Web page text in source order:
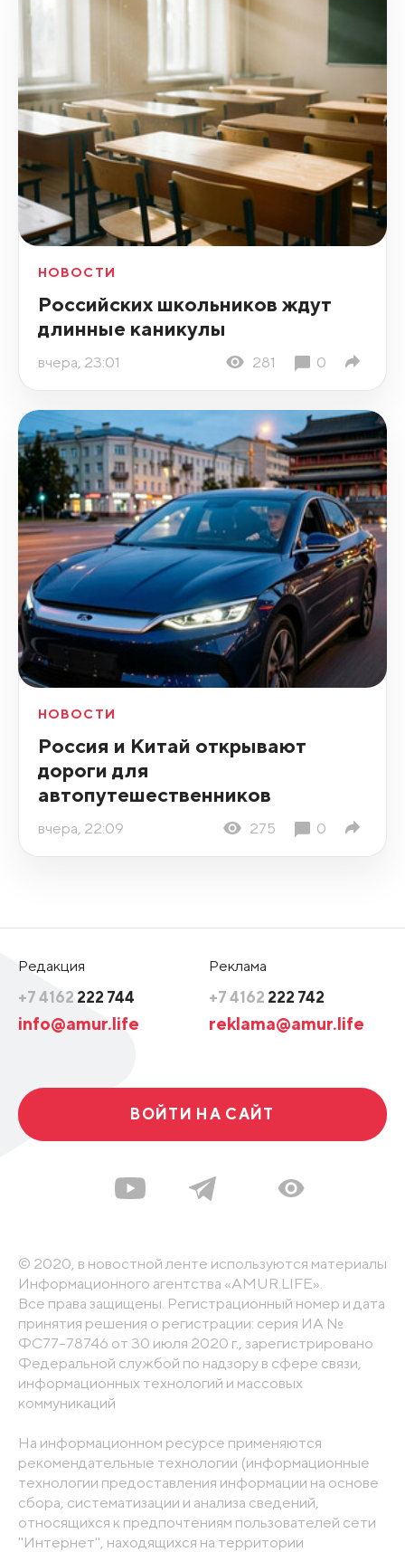
НОВОСТИ
Российских школьников ждут
длинные каникулы
вчера, 23:01 281 0
НОВОСТИ
Россия и Китай открывают
дороги для
автопутешественников
вчера, 22:09 275 0
Редакция
+7 4162 222 744
info@amur.life
Реклама
+7 4162 222 742
reklama@amur.life
ВОЙТИ НА САЙТ
© 2020, в новостной ленте используются материалы
Информационного агентства «AMUR.LIFE».
Все права защищены. Регистрационный номер и дата
принятия решения о регистрации: серия ИА №
ФС77-78746 от 30 июля 2020 г., зарегистрировано
Федеральной службой по надзору в сфере связи,
информационных технологий и массовых
коммуникаций
На информационном ресурсе применяются
рекомендательные технологии (информационные
технологии предоставления информации на основе
сбора, систематизации и анализа сведений,
относящихся к предпочтениям пользователей сети
"Интернет", находящихся на территории